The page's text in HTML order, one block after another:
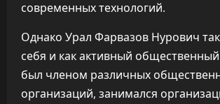
современных технологий.
Однако Урал Фарвазов Нурович
себя и как активный
был членом различных
организаций, занимался